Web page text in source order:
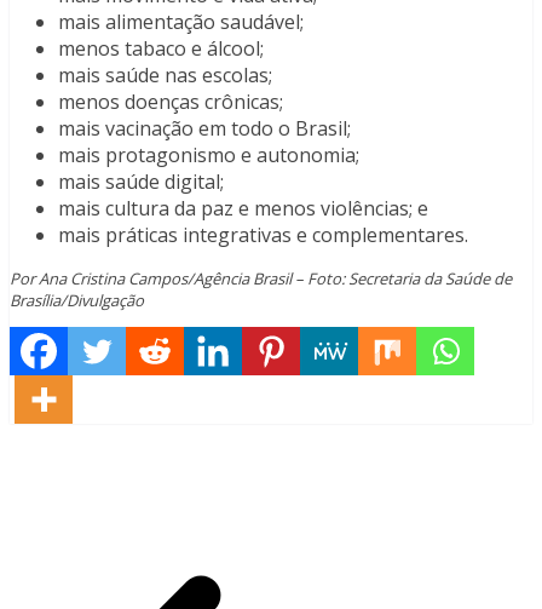
mais alimentação saudável;
menos tabaco e álcool;
mais saúde nas escolas;
menos doenças crônicas;
mais vacinação em todo o Brasil;
mais protagonismo e autonomia;
mais saúde digital;
mais cultura da paz e menos violências; e
mais práticas integrativas e complementares.
Por Ana Cristina Campos/Agência Brasil – Foto: Secretaria da Saúde de
Brasília/Divulgação